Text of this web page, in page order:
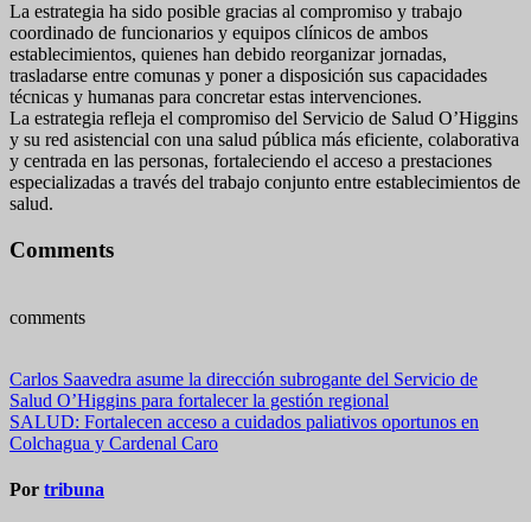
La estrategia ha sido posible gracias al compromiso y trabajo
coordinado de funcionarios y equipos clínicos de ambos
establecimientos, quienes han debido reorganizar jornadas,
trasladarse entre comunas y poner a disposición sus capacidades
técnicas y humanas para concretar estas intervenciones.
La estrategia refleja el compromiso del Servicio de Salud O’Higgins
y su red asistencial con una salud pública más eficiente, colaborativa
y centrada en las personas, fortaleciendo el acceso a prestaciones
especializadas a través del trabajo conjunto entre establecimientos de
salud.
Comments
comments
Navegación
de
entradas
Carlos Saavedra asume la dirección subrogante del Servicio de
Salud O’Higgins para fortalecer la gestión regional
SALUD: Fortalecen acceso a cuidados paliativos oportunos en
Colchagua y Cardenal Caro
Por tribuna